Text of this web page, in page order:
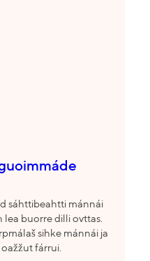
sáhttibeahtti mánnái
buorre dilli ovttas.
sihke mánnái ja
fárrui.